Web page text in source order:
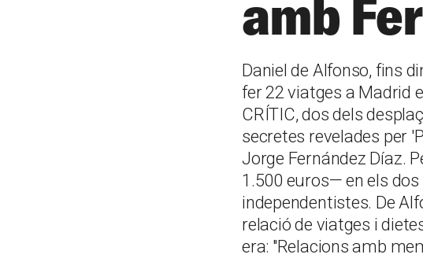
amb
Daniel de Alfonso, fins
fer 22 viatges a Madrid
CRÍTIC, dos dels
secretes revelades per
Jorge Fernández Díaz.
1.500 euros— en els
independentistes. De
relació de viatges i
era: "Relacions amb